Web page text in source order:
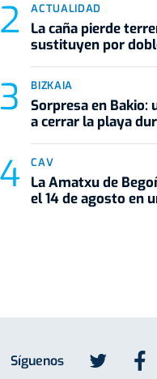
ACTUALIDAD
La caña pierde
sustituyen por
BIZKAIA
Sorpresa en Bakio:
a cerrar la playa
CAV
La Amatxu de
el 14 de agosto en
Síguenos